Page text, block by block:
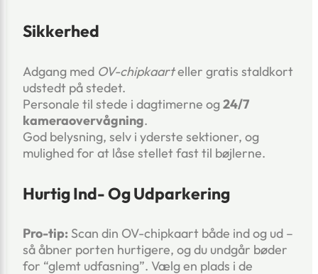
Sikkerhed
Adgang med OV-chipkaarteller gratis staldkort
udstedt på stedet.
Personale til stede i dagtimerne og24/7
kameraovervågning.
God belysning, selv i yderste sektioner, og
mulighed for at låse stellet fast til bøjlerne.
Hurtig Ind- Og Udparkering
Pro-tip: Scan din OV-chipkaart både ind og ud –
så åbner porten hurtigere, og du undgår bøder
for “glemt udfasning”. Vælg en plads i de